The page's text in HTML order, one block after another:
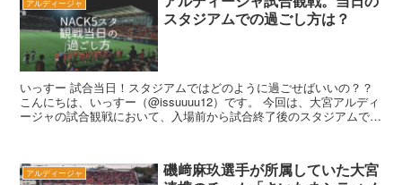
アルディージャ
スタジアムでの過ごし方は？
いっすー 試合当日！スタジアムではどのように過ごせばいいの？？
こんにちは、いっすー（@issuuuu12）です。 今回は、大宮アルディ
ージャの試合観戦において、入場前から試合終了後のスタジアムでの
アルディージャ
磯﨑麻玖選手が所属していた大宮